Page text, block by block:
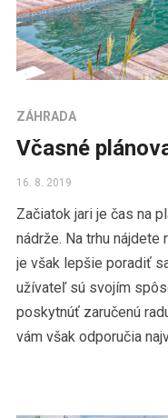
ZÁHRADA
Včasné
16. 8. 2019
Začiatok jari je čas na
nádrže. Na trhu
je však lepšie poradiť
užívateľ sú svojím
poskytnúť zaručenú
vám však odporučia